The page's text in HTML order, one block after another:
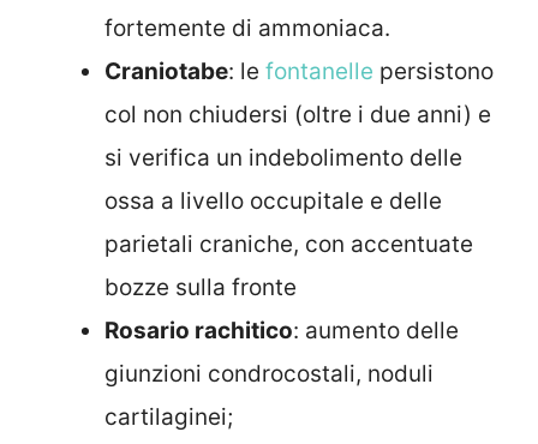
fortemente di ammoniaca.
Craniotabe: le fontanelle persistono
col non chiudersi (oltre i due anni) e
si verifica un indebolimento delle
ossa a livello occupitale e delle
parietali craniche, con accentuate
bozze sulla fronte
Rosario rachitico: aumento delle
giunzioni condrocostali, noduli
cartilaginei;